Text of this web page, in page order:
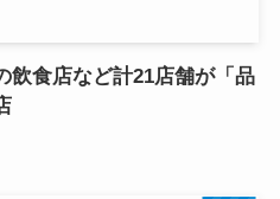
飲食店など計21店舗が「品